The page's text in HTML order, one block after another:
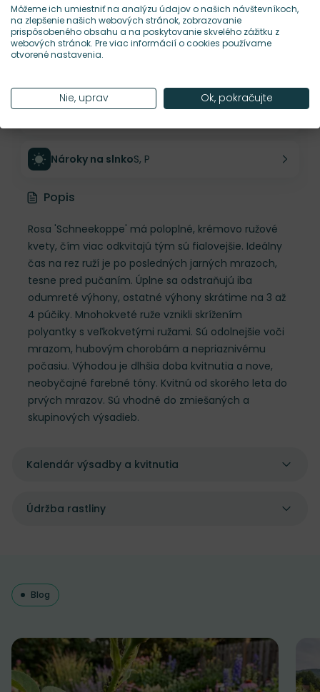
Šírka rastliny 60 cm
Nároky na slnkoS, P
Popis
Rosa 'Schneekoppe' má poloplné, krémovo ružové
kvety, čím viac odkvitajú tým sú fialovejšie. Ideálny
čas na rez ruží je po posledných jarných mrazoch,
tesne pred pučaním. Úplne sa odstraňujú iba
odumreté výhony, ostatné výhony skrátime na 3 až
4 púčiky. Mnohokveté ruže vznikli skrížením
polyantky s veľkokvetými ružami. Sú odolnejšie voči
mrazom, hubovým chorobám a nepriaznivému
počasiu. Výhodou je dlhšia doba kvitnutia a nove,
neobyčajné farebné tóny. Kvitnú od skorého leta do
prvých mrazov. Sú vhodné do zmiešaných a
skupinových výsadieb.
Kalendár výsadby a kvitnutia
Údržba rastliny
Blog
Môžeme ich umiestniť na analýzu údajov o našich návštevníkoch,
na zlepšenie našich webových stránok, zobrazovanie
prispôsobeného obsahu a na poskytovanie skvelého zážitku z
webových stránok. Pre viac informácií o cookies používame
otvorené nastavenia.
Nie, uprav Ok, pokračujte